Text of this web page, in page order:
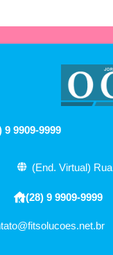
9 9909-9999
(End. Virtual)
(28) 9 9909-9999